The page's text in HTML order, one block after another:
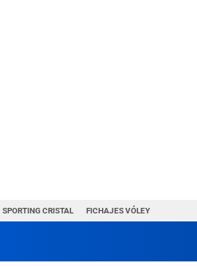
SPORTING CRISTAL FICHAJES VÓLEY